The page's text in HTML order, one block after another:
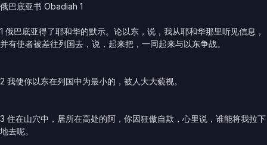
俄巴底亚书 Obadiah 1
1 俄巴底亚得了耶和华的默示。论以东，说，我从耶和华那里听见信息，
并有使者被差往列国去，说，起来把，一同起来与以东争战。
2 我使你以东在列国中为最小的，被人大大藐视。
3 住在山穴中，居所在高处的阿，你因狂傲自欺，心里说，谁能将我拉下
地去呢。